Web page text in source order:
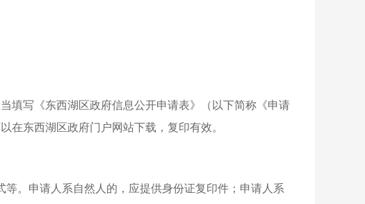
填写《东西湖区政府信息公开申请表》（以下简称《申请
在东西湖区政府门户网站下载，复印有效。
。申请人系自然人的，应提供身份证复印件；申请人系